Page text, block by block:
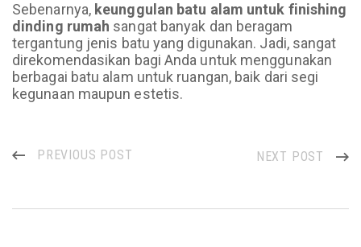
Sebenarnya, keunggulan batu alam untuk finishing
dinding rumah sangat banyak dan beragam
tergantung jenis batu yang digunakan. Jadi, sangat
direkomendasikan bagi Anda untuk menggunakan
berbagai batu alam untuk ruangan, baik dari segi
kegunaan maupun estetis.
PREVIOUS POST NEXT POST